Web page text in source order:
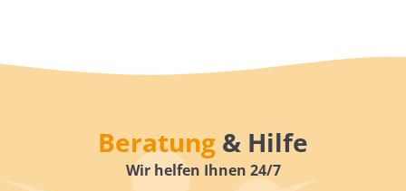
Beratung & Hilfe
Wir helfen Ihnen 24/7